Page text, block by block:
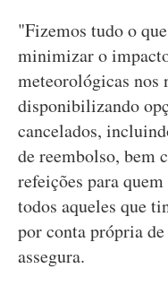
"Fizemos tudo o
minimizar o
meteorológicas nos
disponibilizando
cancelados,
de reembolso, bem
refeições para
todos aqueles que
por conta própria
assegura.